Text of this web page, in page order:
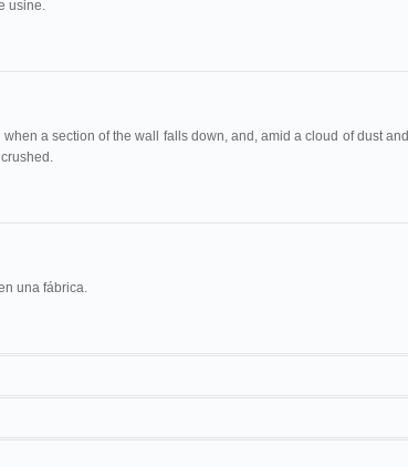
usine.
a section of the wall falls down, and, amid a cloud of dust and
una fábrica.